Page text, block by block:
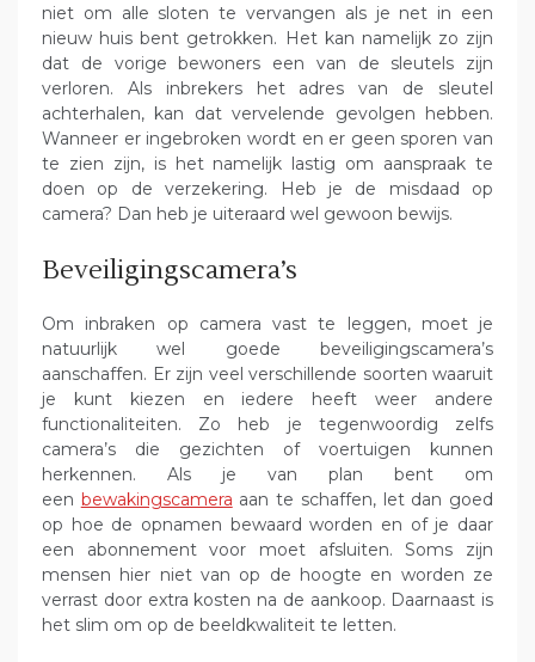
niet om alle sloten te vervangen als je net in een
nieuw huis bent getrokken. Het kan namelijk zo zijn
dat de vorige bewoners een van de sleutels zijn
verloren. Als inbrekers het adres van de sleutel
achterhalen, kan dat vervelende gevolgen hebben.
Wanneer er ingebroken wordt en er geen sporen van
te zien zijn, is het namelijk lastig om aanspraak te
doen op de verzekering. Heb je de misdaad op
camera? Dan heb je uiteraard wel gewoon bewijs.
Beveiligingscamera’s
Om inbraken op camera vast te leggen, moet je
natuurlijk wel goede beveiligingscamera’s
aanschaffen. Er zijn veel verschillende soorten waaruit
je kunt kiezen en iedere heeft weer andere
functionaliteiten. Zo heb je tegenwoordig zelfs
camera’s die gezichten of voertuigen kunnen
herkennen. Als je van plan bent om
een bewakingscamera aan te schaffen, let dan goed
op hoe de opnamen bewaard worden en of je daar
een abonnement voor moet afsluiten. Soms zijn
mensen hier niet van op de hoogte en worden ze
verrast door extra kosten na de aankoop. Daarnaast is
het slim om op de beeldkwaliteit te letten.